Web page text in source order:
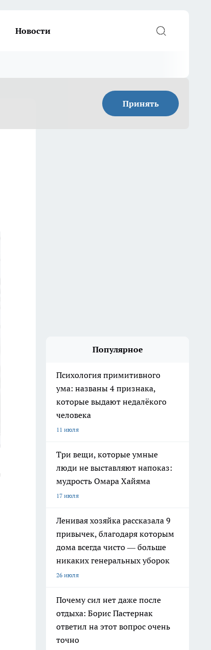
Новости
Принять
Популярное
Психология примитивного
ума: названы 4 признака,
которые выдают недалёкого
человека
11 июля
Три вещи, которые умные
люди не выставляют напоказ:
мудрость Омара Хайяма
17 июля
Ленивая хозяйка рассказала 9
привычек, благодаря которым
дома всегда чисто — больше
никаких генеральных уборок
26 июля
Почему сил нет даже после
отдыха: Борис Пастернак
ответил на этот вопрос очень
точно